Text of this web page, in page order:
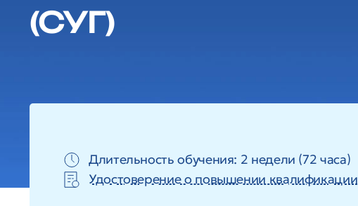
(СУГ)
Длительность обучения: 2 недели (72 часа)
Удостоверение о повышении квалификации